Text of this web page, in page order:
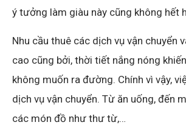
ý tưởng làm giàu này cũng không hết
Nhu cầu thuê các dịch vụ vận chuyển
cao cũng bởi, thời tiết nắng nóng
không muốn ra đường. Chính vì vậy,
dịch vụ vận chuyển. Từ ăn uống, đến
các món đồ như thư từ,…